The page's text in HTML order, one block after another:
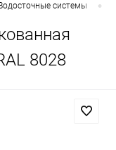
системы •
8028